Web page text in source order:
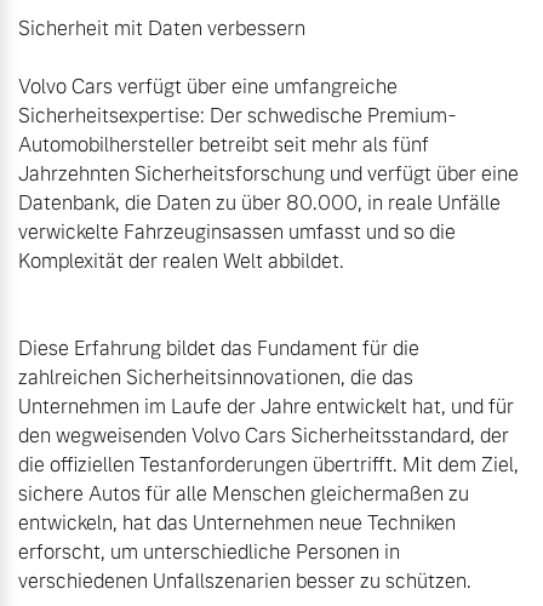
Sicherheit mit Daten verbessern
Volvo Cars verfügt über eine umfangreiche
Sicherheitsexpertise: Der schwedische Premium-
Automobilhersteller betreibt seit mehr als fünf
Jahrzehnten Sicherheitsforschung und verfügt über eine
Datenbank, die Daten zu über 80.000, in reale Unfälle
verwickelte Fahrzeuginsassen umfasst und so die
Komplexität der realen Welt abbildet.
Diese Erfahrung bildet das Fundament für die
zahlreichen Sicherheitsinnovationen, die das
Unternehmen im Laufe der Jahre entwickelt hat, und für
den wegweisenden Volvo Cars Sicherheitsstandard, der
die offiziellen Testanforderungen übertrifft. Mit dem Ziel,
sichere Autos für alle Menschen gleichermaßen zu
entwickeln, hat das Unternehmen neue Techniken
erforscht, um unterschiedliche Personen in
verschiedenen Unfallszenarien besser zu schützen.